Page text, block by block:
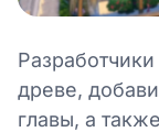
древе,
главы, а